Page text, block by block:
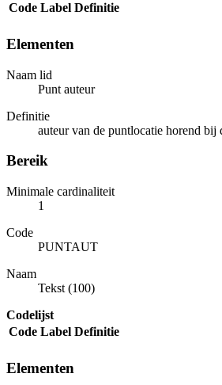
Code Label Definitie
Elementen
Naam lid
Punt auteur
Definitie
auteur van de puntlocatie horend bij
Bereik
Minimale cardinaliteit
1
Code
PUNTAUT
Naam
Tekst (100)
Codelijst
Code Label Definitie
Elementen